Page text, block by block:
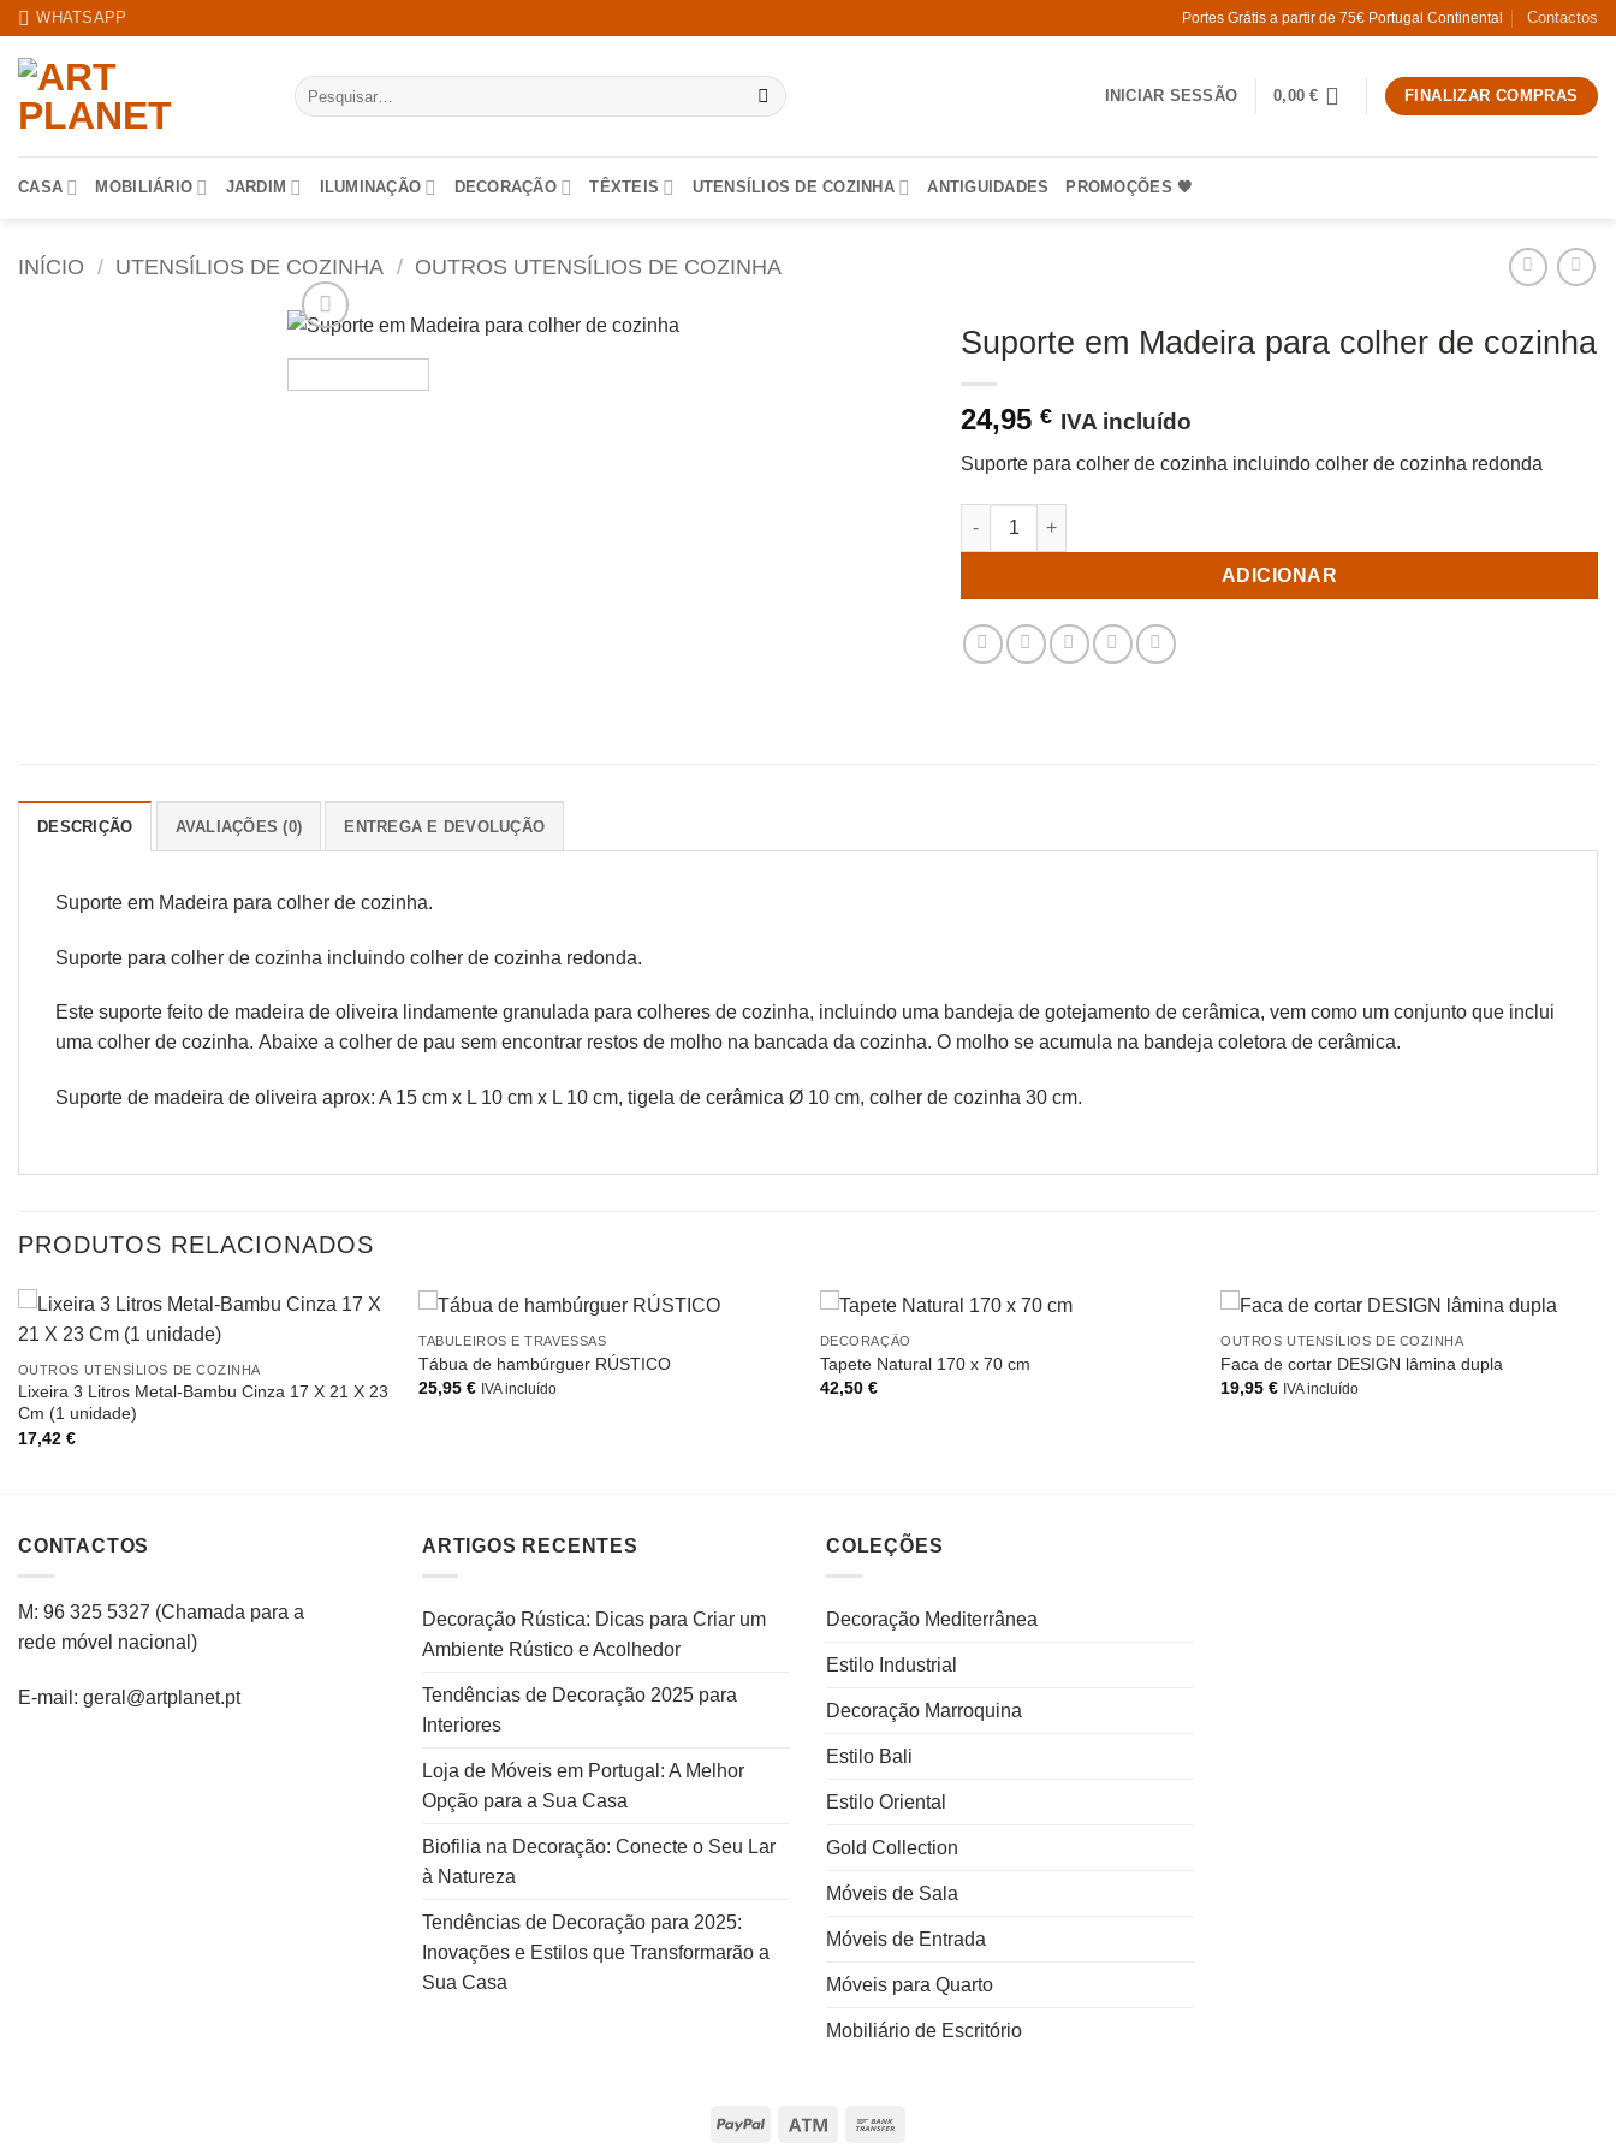
Skip
content
WHATSAPP Portes Grátis a partir de 75€ Portugal Continental Contactos
Pesquisar
por:
INICIAR SESSÃO 0,00€ FINALIZAR COMPRAS
CASA MOBILIÁRIO JARDIM ILUMINAÇÃO DECORAÇÃO TÊXTEIS UTENSÍLIOS DE COZINHA ANTIGUIDADES PROMOÇÕES 🧡
INÍCIO / UTENSÍLIOS DE COZINHA / OUTROS UTENSÍLIOS DE COZINHA
Suporte em Madeira para colher de cozinha
24,95 € IVA incluído
Suporte para colher de cozinha incluindo colher de cozinha redonda
Quantidade de Suporte em Madeira para colher de cozinha
ADICIONAR
DESCRIÇÃO AVALIAÇÕES (0) ENTREGA E DEVOLUÇÃO
Suporte em Madeira para colher de cozinha.
Suporte para colher de cozinha incluindo colher de cozinha redonda.
Este suporte feito de madeira de oliveira lindamente granulada para colheres de cozinha, incluindo uma bandeja de gotejamento de cerâmica, vem como um conjunto que inclui
uma colher de cozinha. Abaixe a colher de pau sem encontrar restos de molho na bancada da cozinha. O molho se acumula na bandeja coletora de cerâmica.
Suporte de madeira de oliveira aprox: A 15 cm x L 10 cm x L 10 cm, tigela de cerâmica Ø 10 cm, colher de cozinha 30 cm.
PRODUTOS RELACIONADOS
OUTROS UTENSÍLIOS DE COZINHA
Lixeira 3 Litros Metal-Bambu Cinza 17 X 21 X 23
Cm (1 unidade)
17,42 €
TABULEIROS E TRAVESSAS
Tábua de hambúrguer RÚSTICO
25,95€ IVA incluído
DECORAÇÃO
Tapete Natural 170 x 70 cm
42,50 €
OUTROS UTENSÍLIOS DE COZINHA
Faca de cortar DESIGN lâmina dupla
19,95€ IVA incluído
CONTACTOS
M: 96 325 5327 (Chamada para a
rede móvel nacional )
E-mail: geral@artplanet.pt
ARTIGOS RECENTES
Decoração Rústica: Dicas para Criar um
Ambiente Rústico e Acolhedor
Tendências de Decoração 2025 para
Interiores
Loja de Móveis em Portugal: A Melhor
Opção para a Sua Casa
Biofilia na Decoração: Conecte o Seu Lar
à Natureza
Tendências de Decoração para 2025:
Inovações e Estilos que Transformarão a
Sua Casa
COLEÇÕES
Decoração Mediterrânea
Estilo Industrial
Decoração Marroquina
Estilo Bali
Estilo Oriental
Gold Collection
Móveis de Sala
Móveis de Entrada
Móveis para Quarto
Mobiliário de Escritório
PayPal Atm